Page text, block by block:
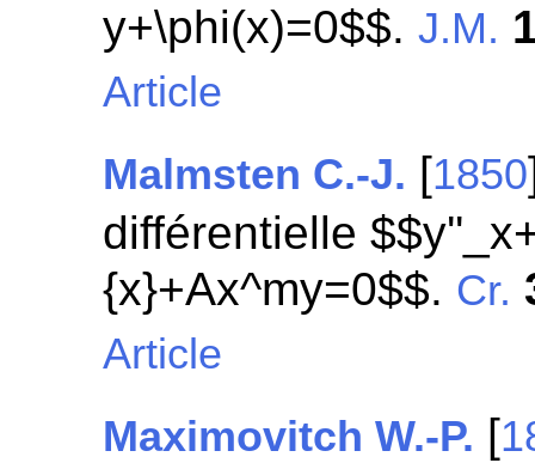
y+\phi(x)=0$$.J.M.
Article
Malmsten C.-J. [1850
différentielle
{x}+Ax^my=0$$. Cr.
Article
Maximovitch W.-P. [